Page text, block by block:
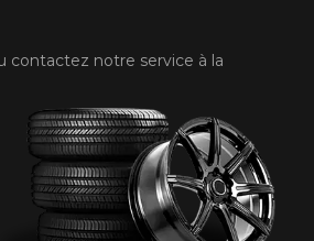
contactez notre service à la